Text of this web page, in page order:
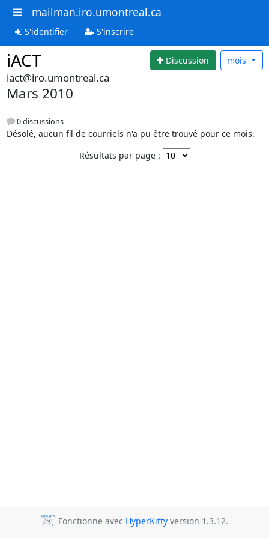
mailman.iro.umontreal.ca
S'identifier S'inscrire
iACT Discussion mois
iact@iro.umontreal.ca
Mars 2010
0 discussions
Désolé, aucun fil de courriels n'a pu être trouvé pour ce mois.
Résultats par page :
Fonctionne avec HyperKitty version 1.3.12.